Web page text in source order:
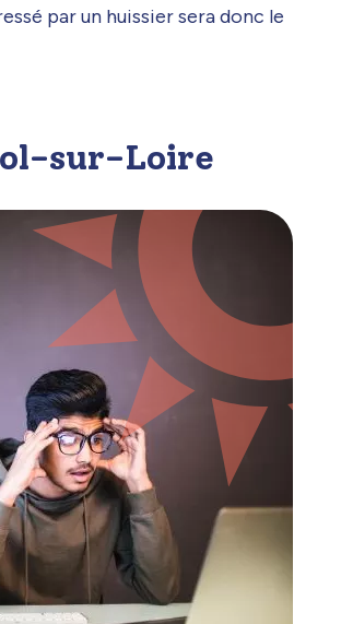
par un huissier sera donc le
sur-Loire